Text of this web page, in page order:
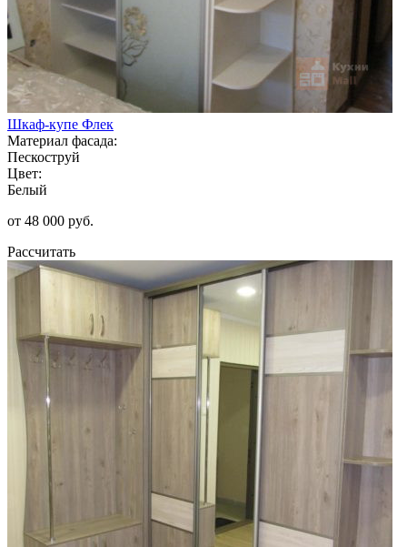
Шкаф-купе Флек
Материал фасада:
Пескоструй
Цвет:
Белый
от 48 000 руб.
Рассчитать